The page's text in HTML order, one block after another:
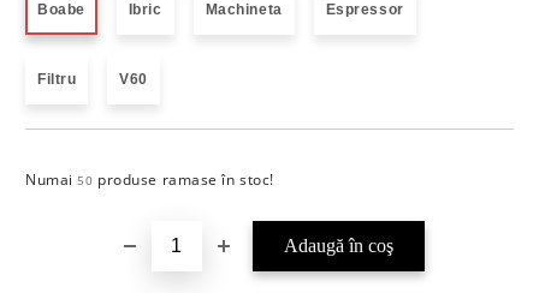
Boabe Ibric Machineta Espressor
Filtru V60
Numai50 produse ramase în stoc!